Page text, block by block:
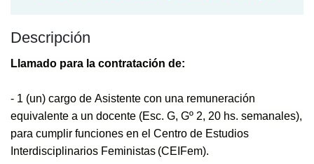
Descripción
Llamado para la contratación de:
- 1 (un) cargo de Asistente con una remuneración
equivalente a un docente (Esc. G, Gº 2, 20 hs. semanales),
para cumplir funciones en el Centro de Estudios
Interdisciplinarios Feministas (CEIFem).